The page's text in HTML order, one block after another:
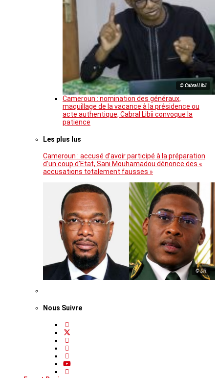
© Cabral Libii
Cameroun : nomination des généraux,
maquillage de la vacance à la présidence ou
acte authentique, Cabral Libii convoque la
patience
Les plus lus
Cameroun : accusé d’avoir participé à la préparation
d’un coup d’Etat, Sani Mouhamadou dénonce des «
accusations totalement fausses »
© DR
Nous Suivre